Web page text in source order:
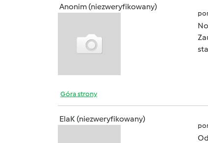
Anonim (niezweryfikowany)
Góra strony
ElaK (niezweryfikowany)